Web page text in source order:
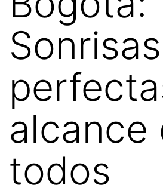
Sonrisas
alcance
todos